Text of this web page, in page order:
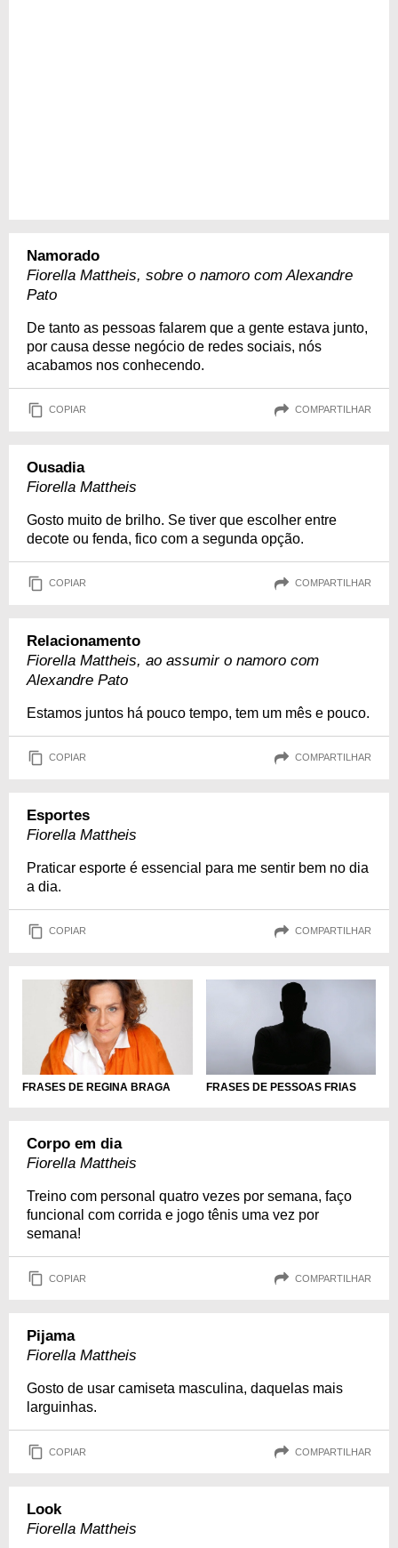
Namorado
Fiorella Mattheis, sobre o namoro com Alexandre
Pato
De tanto as pessoas falarem que a gente estava junto,
por causa desse negócio de redes sociais, nós
acabamos nos conhecendo.
COPIAR COMPARTILHAR
Ousadia
Fiorella Mattheis
Gosto muito de brilho. Se tiver que escolher entre
decote ou fenda, fico com a segunda opção.
COPIAR COMPARTILHAR
Relacionamento
Fiorella Mattheis, ao assumir o namoro com
Alexandre Pato
Estamos juntos há pouco tempo, tem um mês e pouco.
COPIAR COMPARTILHAR
Esportes
Fiorella Mattheis
Praticar esporte é essencial para me sentir bem no dia
a dia.
COPIAR COMPARTILHAR
FRASES DE REGINA BRAGA FRASES DE PESSOAS FRIAS
Corpo em dia
Fiorella Mattheis
Treino com personal quatro vezes por semana, faço
funcional com corrida e jogo tênis uma vez por
semana!
COPIAR COMPARTILHAR
Pijama
Fiorella Mattheis
Gosto de usar camiseta masculina, daquelas mais
larguinhas.
COPIAR COMPARTILHAR
Look
Fiorella Mattheis